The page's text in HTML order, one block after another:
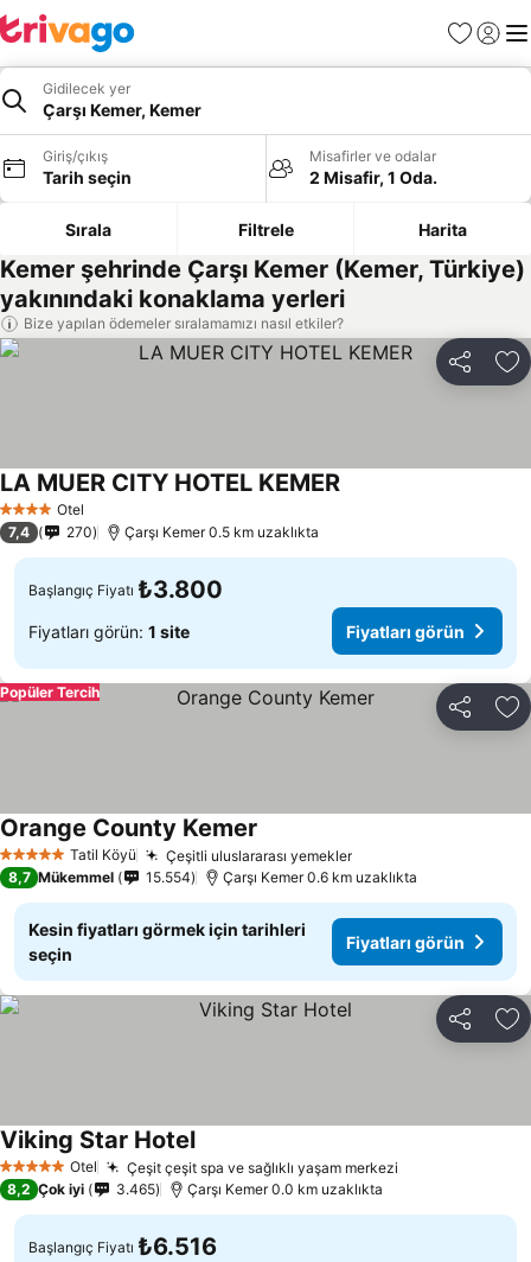
Favoriler
Giriş
Gidilecek yer
Çarşı Kemer, Kemer
Giriş/çıkış
Tarih seçin
Misafirler ve odalar
2 Misafir, 1 Oda.
Sırala Filtrele Harita
Kemer şehrinde Çarşı Kemer (Kemer, Türkiye)
yakınındaki konaklama yerleri
Bize yapılan ödemeler sıralamamızı nasıl etkiler?
Paylaş
4 Yıldız Otel
LA MUER CITY HOTEL KEMERFiyatları görün
7,4 270 Çarşı Kemer 0.5 km uzaklıkta
Başlangıç Fiyatı ₺3.800
Fiyatları görün: 1 site Fiyatları görün
Paylaş
Popüler Tercih
5 Yıldız Tatil Köyü Çeşitli uluslararası yemeklerFiyatları görün
Orange County Kemer
8,7 Mükemmel 15.554 Çarşı Kemer 0.6 km uzaklıkta
Kesin fiyatları görmek için tarihleri
seçin
Fiyatları görün
Paylaş
5 Yıldız Otel Çeşit çeşit spa ve sağlıklı yaşam merkezi
Viking Star HotelFiyatları görün
8,2 Çok iyi 3.465 Çarşı Kemer 0.0 km uzaklıkta
Başlangıç Fiyatı ₺6.516